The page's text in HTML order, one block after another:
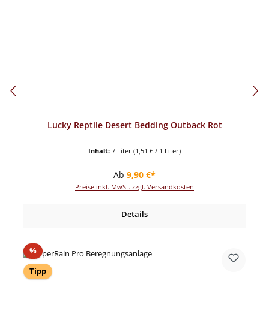
Lucky Reptile Desert Bedding Outback Rot
Inhalt: 7 Liter (1,51 € / 1 Liter)
Regulärer Preis:
Ab 9,90 €*
Preise inkl. MwSt. zzgl. Versandkosten
Details
%Rabatt
Tipp